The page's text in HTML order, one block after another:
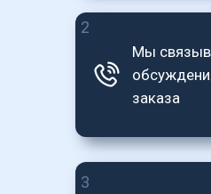
3
Мы
заказа
2